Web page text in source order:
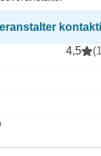
4,5